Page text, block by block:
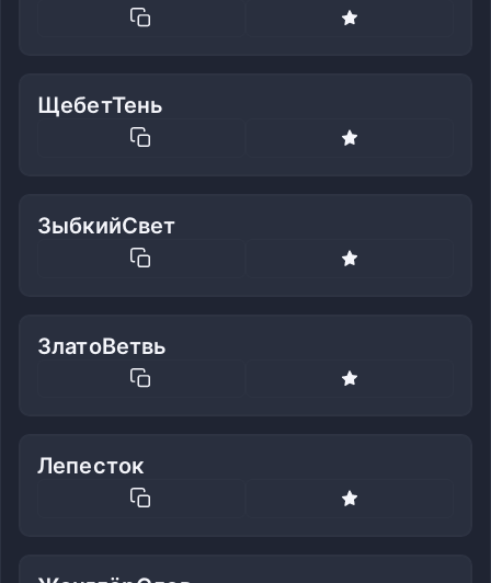
ЩебетТень
ЗыбкийСвет
ЗлатоВетвь
Лепесток